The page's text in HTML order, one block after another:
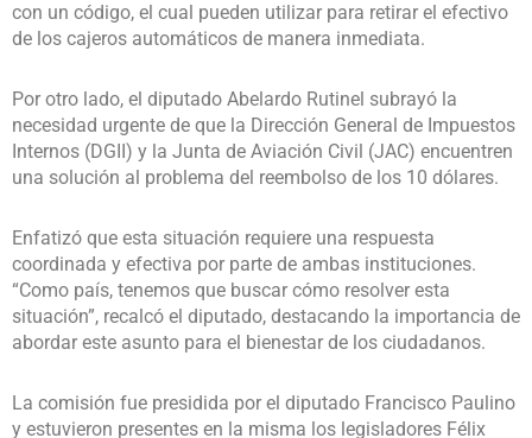
con un código, el cual pueden utilizar para retirar el efectivo
de los cajeros automáticos de manera inmediata.
Por otro lado, el diputado Abelardo Rutinel subrayó la
necesidad urgente de que la Dirección General de Impuestos
Internos (DGII) y la Junta de Aviación Civil (JAC) encuentren
una solución al problema del reembolso de los 10 dólares.
Enfatizó que esta situación requiere una respuesta
coordinada y efectiva por parte de ambas instituciones.
“Como país, tenemos que buscar cómo resolver esta
situación”, recalcó el diputado, destacando la importancia de
abordar este asunto para el bienestar de los ciudadanos.
La comisión fue presidida por el diputado Francisco Paulino
y estuvieron presentes en la misma los legisladores Félix